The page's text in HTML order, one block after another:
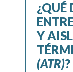
¿QUÉ
Y
(ATR)?